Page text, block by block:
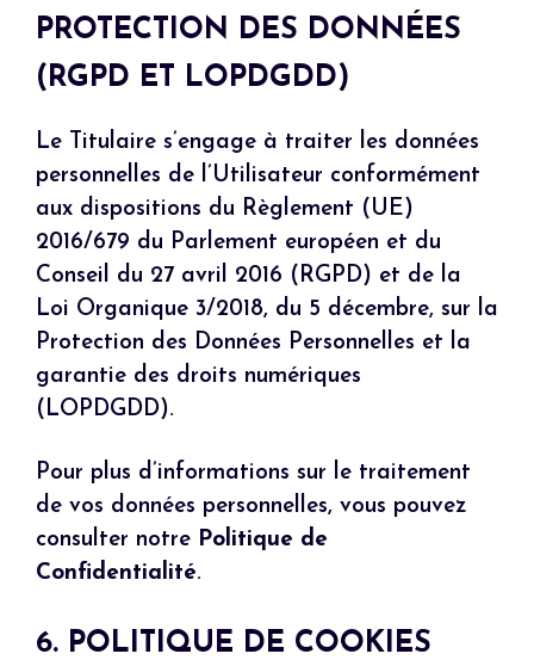
PROTECTION DES DONNÉES
(RGPD ET LOPDGDD)
Le Titulaire s’engage à traiter les données
personnelles de l’Utilisateur conformément
aux dispositions du Règlement (UE)
2016/679 du Parlement européen et du
Conseil du 27 avril 2016 (RGPD) et de la
Loi Organique 3/2018, du 5 décembre, sur la
Protection des Données Personnelles et la
garantie des droits numériques
(LOPDGDD).
Pour plus d’informations sur le traitement
de vos données personnelles, vous pouvez
consulter notre Politique de
Confidentialité.
6. POLITIQUE DE COOKIES